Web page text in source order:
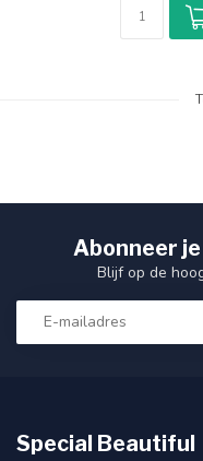
Abonneer
Blijf op de
Special Beautiful